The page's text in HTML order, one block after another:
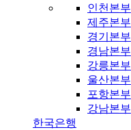
인천본부
제주본부
경기본부
경남본부
강릉본부
울산본부
포항본부
강남본부
한국은행